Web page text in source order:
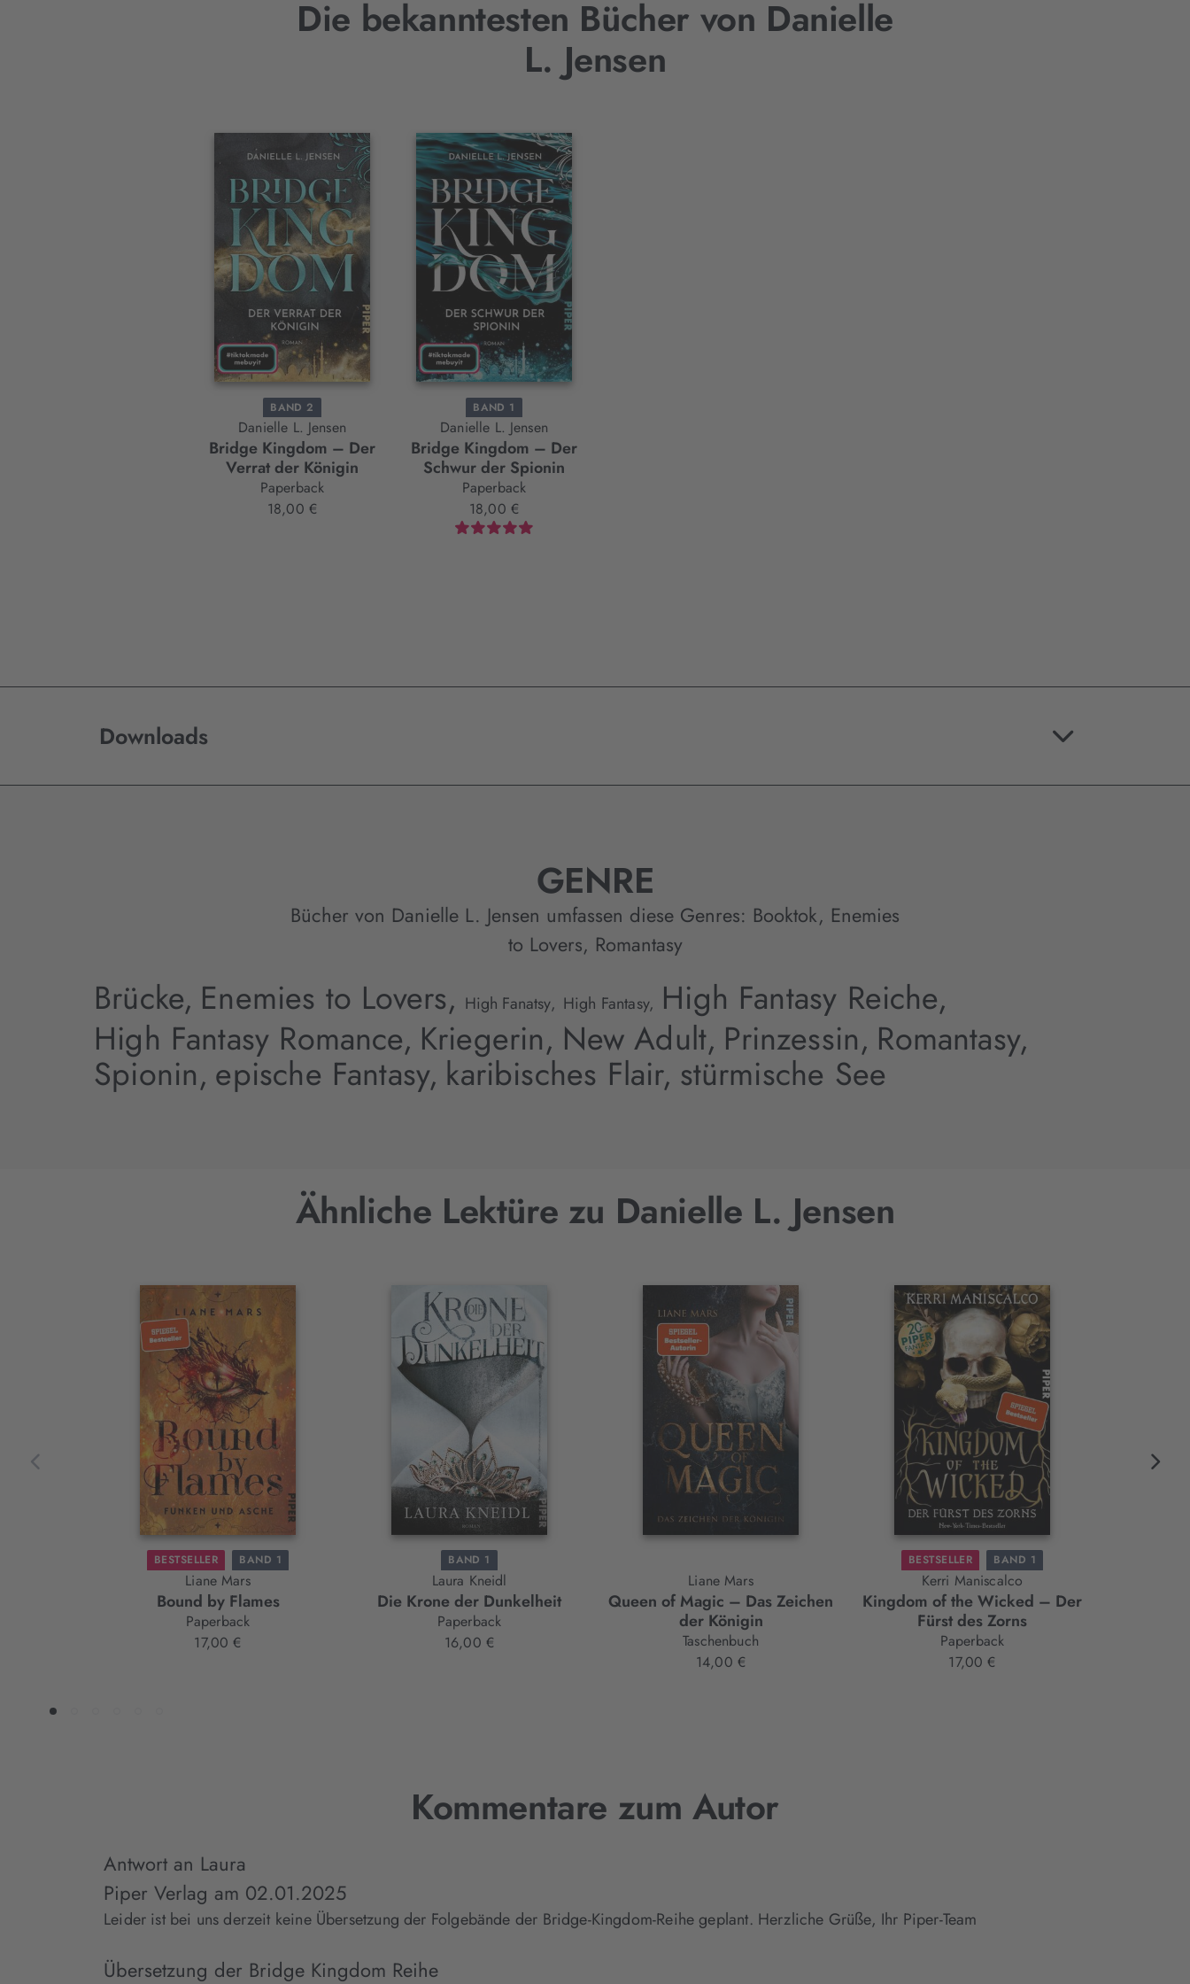
Die bekanntesten Bücher von Danielle
L. Jensen
Interaktives
BAND 2
Danielle L. Jensen
Bridge Kingdom – Der
Verrat der Königin
Paperback
18,00 €
BAND 1
Danielle L. Jensen
Bridge Kingdom – Der
Schwur der Spionin
Paperback
18,00 €
Downloads
GENRE
Bücher von Danielle L. Jensen umfassen diese Genres: Booktok, Enemies
to Lovers, Romantasy
Brücke, Enemies to Lovers, High Fanatsy, High Fantasy, High Fantasy Reiche,
High Fantasy Romance, Kriegerin, New Adult, Prinzessin, Romantasy,
Spionin, epische Fantasy, karibisches Flair, stürmische See
Ähnliche Lektüre zu Danielle L. Jensen
Interaktives
BESTSELLER BAND 1
Liane Mars
Bound by Flames
Paperback
17,00 €
BAND 1
Laura Kneidl
Die Krone der Dunkelheit
Paperback
16,00 €
Liane Mars
Queen of Magic – Das Zeichen
der Königin
Taschenbuch
14,00 €
BESTSELLER BAND 1
Kerri Maniscalco
Kingdom of the Wicked – Der
Fürst des Zorns
Paperback
17,00 €
Kommentare zum Autor
Antwort an Laura
Piper Verlag am 02.01.2025
Leider ist bei uns derzeit keine Übersetzung der Folgebände der Bridge-Kingdom-Reihe geplant. Herzliche Grüße, Ihr Piper-Team
Übersetzung der Bridge Kingdom Reihe